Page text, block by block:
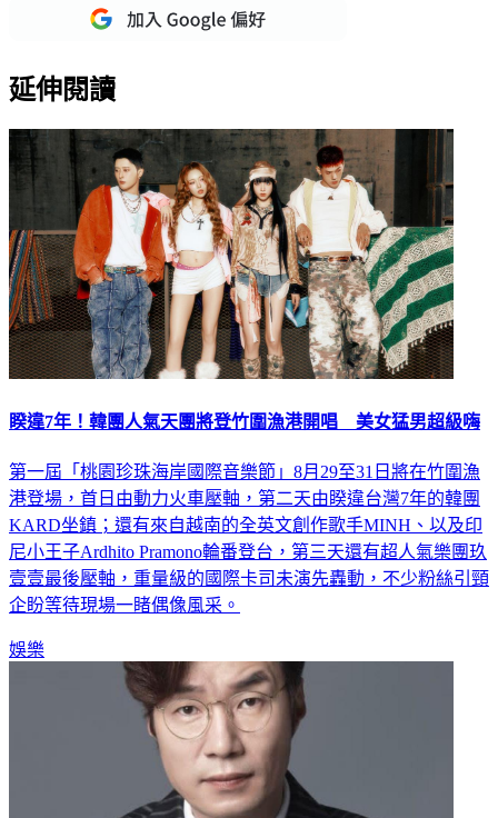
延伸閱讀
睽違7年！韓團人氣天團將登竹圍漁港開唱 美女猛男超級嗨
第一屆「桃園珍珠海岸國際音樂節」8月29至31日將在竹圍漁
港登場，首日由動力火車壓軸，第二天由睽違台灣7年的韓團
KARD坐鎮；還有來自越南的全英文創作歌手MINH、以及印
尼小王子Ardhito Pramono輪番登台，第三天還有超人氣樂團玖
壹壹最後壓軸，重量級的國際卡司未演先轟動，不少粉絲引頸
企盼等待現場一睹偶像風采。
娛樂